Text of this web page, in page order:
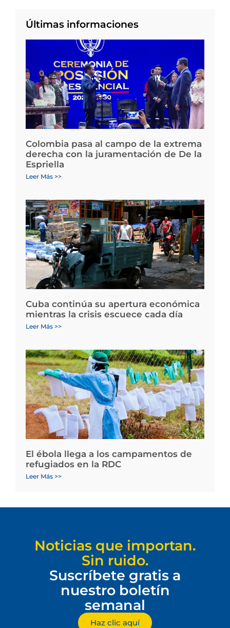
Últimas informaciones
Colombia pasa al campo de la extrema
derecha con la juramentación de De la
Espriella
Leer Más >>
Cuba continúa su apertura económica
mientras la crisis escuece cada día
Leer Más >>
El ébola llega a los campamentos de
refugiados en la RDC
Leer Más >>
Noticias que importan.
Sin ruido.
Suscríbete gratis a
nuestro boletín
semanal
Haz clic aquí